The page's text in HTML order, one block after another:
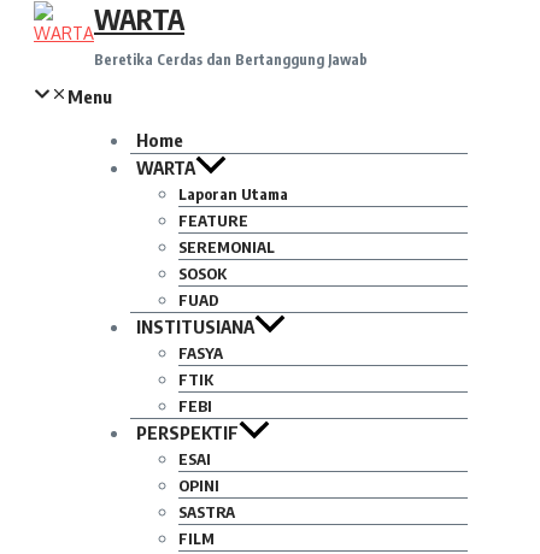
WARTA
Beretika Cerdas dan Bertanggung Jawab
Menu
Home
WARTA
Laporan Utama
FEATURE
SEREMONIAL
SOSOK
FUAD
INSTITUSIANA
FASYA
FTIK
FEBI
PERSPEKTIF
ESAI
OPINI
SASTRA
FILM